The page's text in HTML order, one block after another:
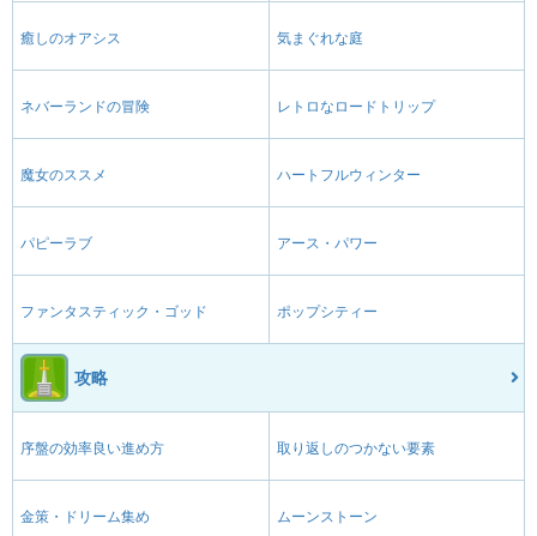
癒しのオアシス 気まぐれな庭
ネバーランドの冒険 レトロなロードトリップ
魔女のススメ ハートフルウィンター
パピーラブ アース・パワー
ファンタスティック・ゴッド ポップシティー
攻略
序盤の効率良い進め方 取り返しのつかない要素
金策・ドリーム集め ムーンストーン